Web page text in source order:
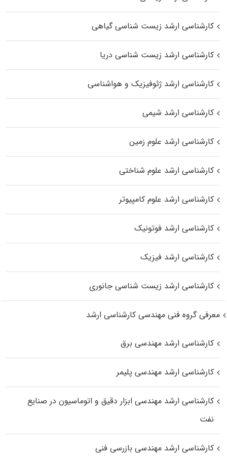
کارشناسی ارشد زیست‌ شناسی گیاهی
کارشناسی ارشد زیست‌ شناسی دریا
کارشناسی ارشد ژئوفیزیک و هواشناسی
کارشناسی ارشد شیمی
کارشناسی ارشد علوم زمین
کارشناسی ارشد علوم شناختی
کارشناسی ارشد علوم کامپیوتر
کارشناسی ارشد فوتونیک
کارشناسی ارشد فیزیک
کارشناسی ارشد زیست‌ شناسی جانوری
معرفی گروه فنی مهندسی کارشناسی ارشد
کارشناسی ارشد مهندسی برق
کارشناسی ارشد مهندسی پلیمر
کارشناسی ارشد مهندسی ابزار دقیق و اتوماسیون در صنایع
نفت
کارشناسی ارشد مهندسی بازرسی فنی